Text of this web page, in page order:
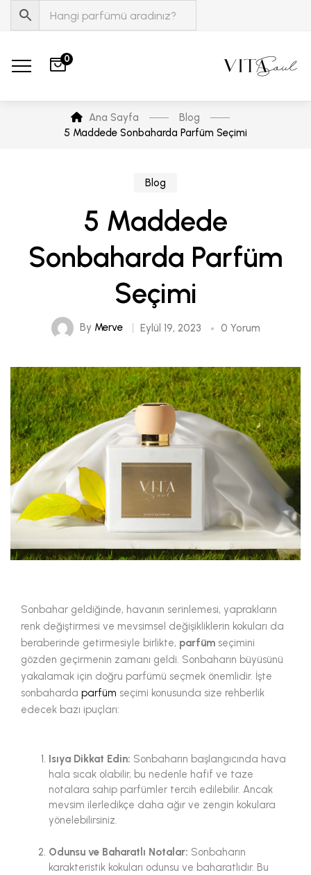
0
Ana Sayfa
Blog
5 Maddede Sonbaharda Parfüm Seçimi
Blog
5 Maddede
Sonbaharda Parfüm
Seçimi
By Merve Eylül 19, 2023 0 Yorum
Sonbahar geldiğinde, havanın serinlemesi, yaprakların
renk değiştirmesi ve mevsimsel değişikliklerin kokuları da
beraberinde getirmesiyle birlikte, parfüm seçimini
gözden geçirmenin zamanı geldi. Sonbaharın büyüsünü
yakalamak için doğru parfümü seçmek önemlidir. İşte
sonbaharda parfüm seçimi konusunda size rehberlik
edecek bazı ipuçları:
Isıya Dikkat Edin: Sonbaharın başlangıcında hava
hala sıcak olabilir, bu nedenle hafif ve taze
notalara sahip parfümler tercih edilebilir. Ancak
mevsim ilerledikçe daha ağır ve zengin kokulara
yönelebilirsiniz.
Odunsu ve Baharatlı Notalar: Sonbaharın
karakteristik kokuları odunsu ve baharatlıdır. Bu